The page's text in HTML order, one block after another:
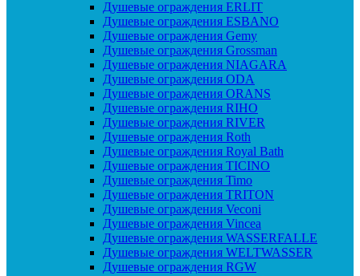
Душевые ограждения ERLIT
Душевые ограждения ESBANO
Душевые ограждения Gemy
Душевые ограждения Grossman
Душевые ограждения NIAGARA
Душевые ограждения ODA
Душевые ограждения ORANS
Душевые ограждения RIHO
Душевые ограждения RIVER
Душевые ограждения Roth
Душевые ограждения Royal Bath
Душевые ограждения TICINO
Душевые ограждения Timo
Душевые ограждения TRITON
Душевые ограждения Veconi
Душевые ограждения Vincea
Душевые ограждения WASSERFALLE
Душевые ограждения WELTWASSER
Душевые ограждения RGW